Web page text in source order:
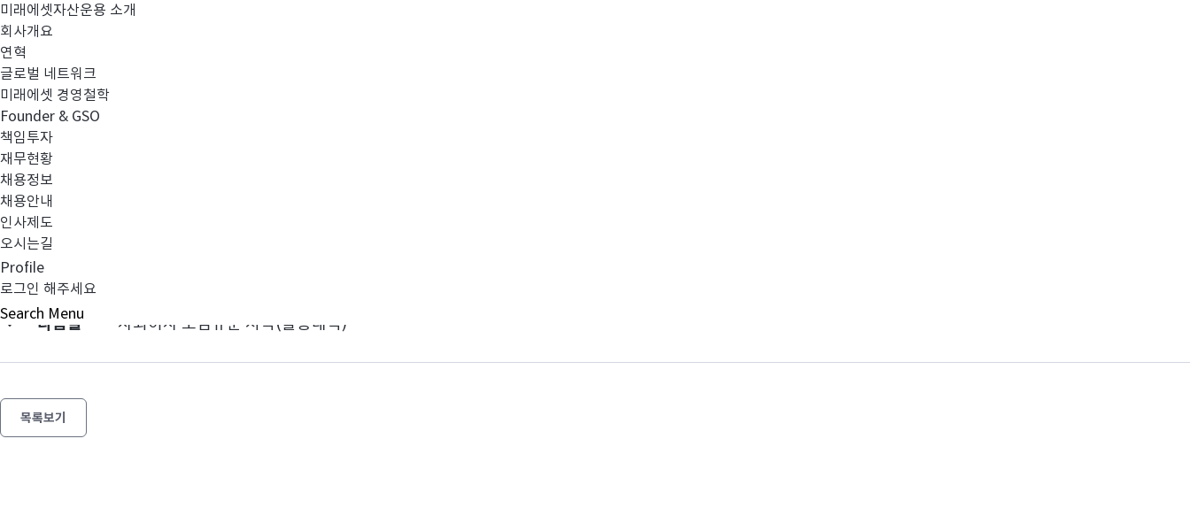
미래에셋자산운용 소개
회사개요
연혁
글로벌 네트워크
미래에셋 경영철학
Founder & GSO
책임투자
재무현황
채용정보
채용안내
인사제도
오시는길
Profile
로그인 해주세요
Search Menu
영업용순자본비율(NCR)에 대한 검토보고서(FY2012_반기).pdf
이전글
다음글 사외이사 모범규준 서식(활동내역)
목록보기